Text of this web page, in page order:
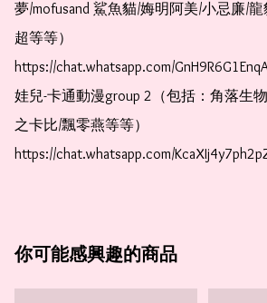
夢/mofusand 鯊魚貓/娒明阿美/小忌廉/龍
超等等）
https://chat.whatsapp.com/
娃兒-卡通動漫group 2（包括：角落生
之卡比/飄零燕等等）
https://chat.whatsapp.com/
你可能感興趣的商品